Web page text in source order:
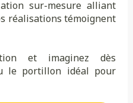
sur-mesure alliant
réalisations témoignent
et imaginez dès
le portillon idéal pour